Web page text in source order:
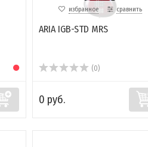
избранное сравнить
ARIA IGB-STD MRS
(0)
0 руб.